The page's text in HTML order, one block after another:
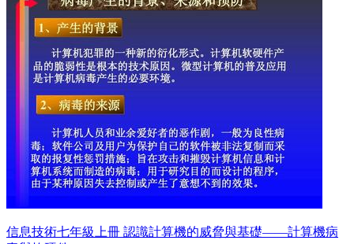
信息技術七年級上冊 認識計算機的威脅與基礎——計算機病